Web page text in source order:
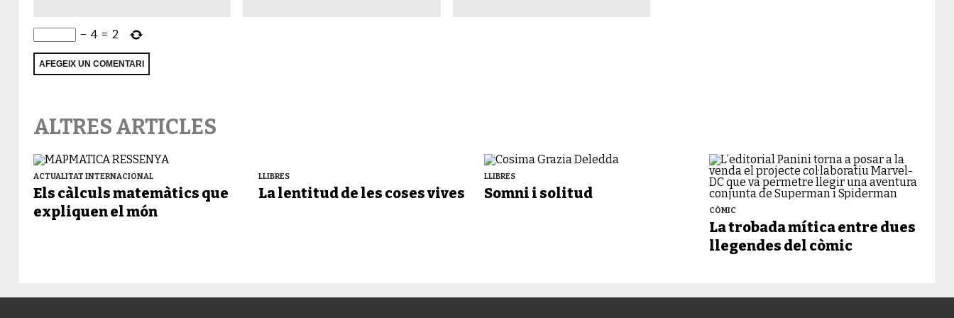
− 4 = 2
ALTRES ARTICLES
ACTUALITAT INTERNACIONAL
Els càlculs matemàtics que
expliquen el món
LLIBRES
La lentitud de les coses vives
LLIBRES
Somni i solitud
CÒMIC
La trobada mítica entre dues
llegendes del còmic